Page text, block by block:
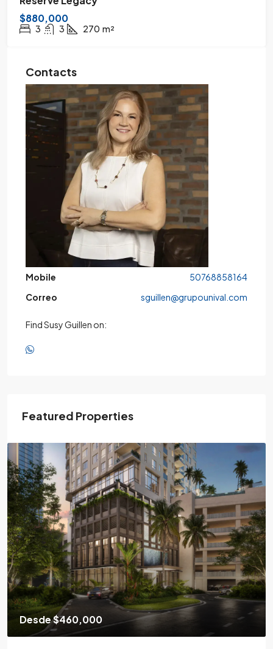
$880,000
3 3 270 m²
Contacts
Mobile
50768858164
Correo
sguillen@grupounival.com
Find Susy Guillen on:
Featured Properties
Desde$460,000